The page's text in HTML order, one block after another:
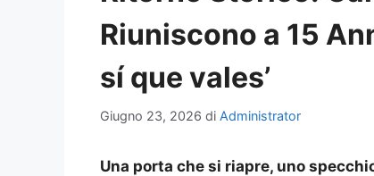
Riuniscono a 15
sí que vales’
Giugno 23, 2026 di Administrator
Una porta che si riapre, uno